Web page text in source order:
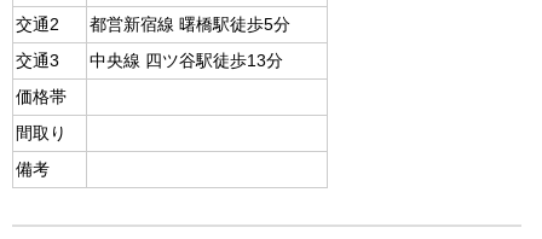
交通2
都営新宿線 曙橋駅徒歩5分
交通3
中央線 四ツ谷駅徒歩13分
価格帯
間取り
備考